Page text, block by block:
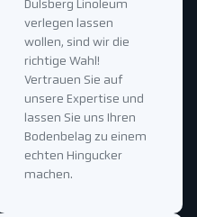
Dulsberg Linoleum
verlegen lassen
wollen, sind wir die
richtige Wahl!
Vertrauen Sie auf
unsere Expertise und
lassen Sie uns Ihren
Bodenbelag zu einem
echten Hingucker
machen.